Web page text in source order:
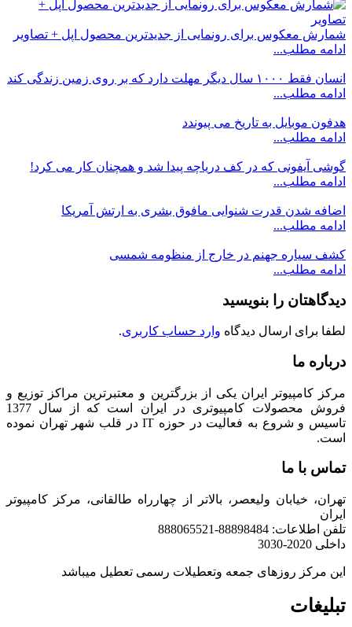
شمارش معکوس برای رونمایی از جدیدترین محصول اپل + تصاویر
ادامه مطلب...
انسان فقط ۱۰۰۰ سال دیگر مهلت دارد که بر روی زمین زندگی کند
ادامه مطلب...
هدفون موبایل به تاریخ می پیوندد
ادامه مطلب...
گوشی آیفونی که در کف دریاچه پیدا شد و همچنان کار می کرد!
ادامه مطلب...
اضافه شدن قدرت شنوایی مافوق بشری به ارتش آمریکا
ادامه مطلب...
کشف سیاره جهنم در خارج از منظومه شمسی
ادامه مطلب...
دیدگاهتان را بنویسید
لطفا برای ارسال دیدگاه وارد حساب کاربری.
درباره ما
مرکز کامپیوتر ایران یکی از بزرگترین و معتبرترین مراکز توزیع و
فروش محصولات کامپیوتری در ایران است که از سال 1377
تاسیس و شروع به فعالیت در حوزه IT در قلب شهر تهران نموده
است.
تماس با ما
تهران، خیابان ولیعصر، بالاتر از چهارراه طالقانی، مرکز کامپیوتر
ایران
تلفن اطلاعات: 88898484-888065521
داخلی 2020-3030
این مرکز روزهای جمعه وتعطیلات رسمی تعطیل میباشد
تبلیغات